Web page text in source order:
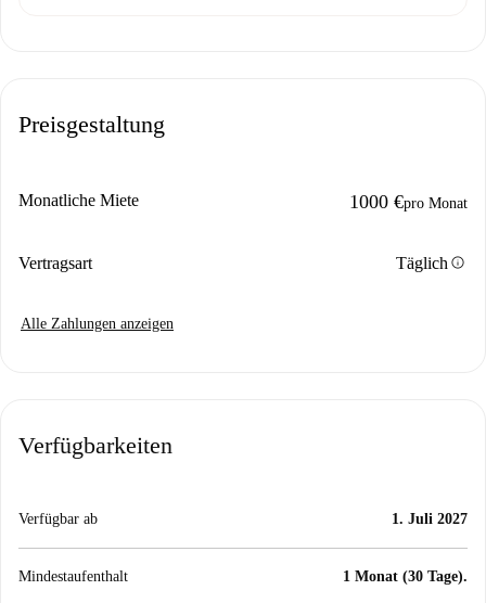
Preisgestaltung
Monatliche Miete 1000 €pro Monat
Vertragsart Täglich info
Alle Zahlungen anzeigen
Verfügbarkeiten
Verfügbar ab 1. Juli 2027
Mindestaufenthalt 1 Monat (30 Tage).